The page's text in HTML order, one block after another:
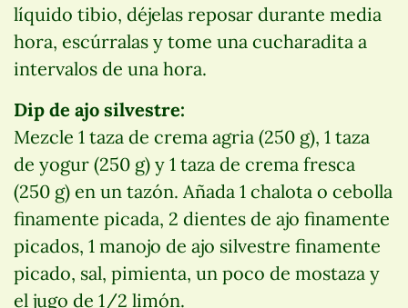
líquido tibio, déjelas reposar durante media
hora, escúrralas y tome una cucharadita a
intervalos de una hora.
Dip de ajo silvestre:
Mezcle 1 taza de crema agria (250 g), 1 taza
de yogur (250 g) y 1 taza de crema fresca
(250 g) en un tazón. Añada 1 chalota o cebolla
finamente picada, 2 dientes de ajo finamente
picados, 1 manojo de ajo silvestre finamente
picado, sal, pimienta, un poco de mostaza y
el jugo de 1/2 limón.